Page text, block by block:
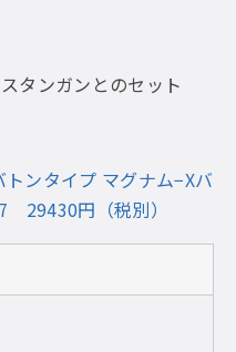
タンガンとのセット
ンタイプ マグナム−Xバ
29430円（税別）